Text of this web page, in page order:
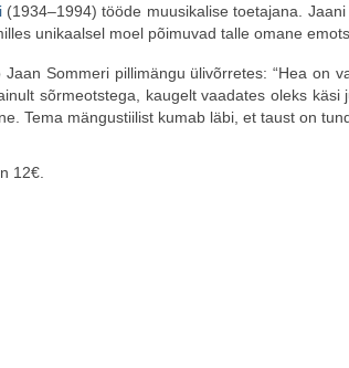
(1934–1994) tööde muusikalise toetajana.
unikaalsel moel põimuvad talle omane
Sommeri pillimängu ülivõrretes: “Hea on
sõrmeotstega, kaugelt vaadates oleks
Tema mängustiilist kumab läbi, et taust on
12€.